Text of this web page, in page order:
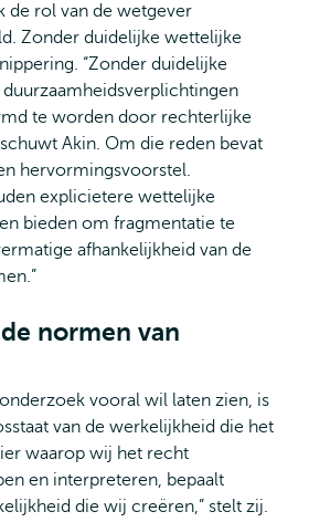
de rol van de wetgever
Zonder duidelijke wettelijke
“Zonder duidelijke
te worden door rechterlijke
Akin. Om die reden bevat
hervormingsvoorstel.
explicietere wettelijke
bieden om fragmentatie te
afhankelijkheid van de
normen van
vooral wil laten zien, is
van de werkelijkheid die het
waarop wij het recht
en interpreteren, bepaalt
die wij creëren,” stelt zij.